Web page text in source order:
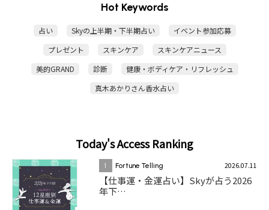
Hot Keywords
占い Skyの上半期・下半期占い
イベント参加応募
プレゼント
スキンケア
スキンケアニュース
美的GRAND
診断
健康・ボディケア・リフレッシュ
真木あかりさん香水占い
Today's Access Ranking
1 Fortune Telling 2026.07.11
【仕事運・金運占い】Skyが占う2026
年下…